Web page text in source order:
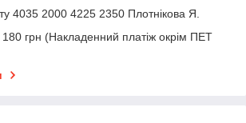
4035 2000 4225 2350 Плотнікова Я.
грн (Накладенний платіж окрім ПЕТ